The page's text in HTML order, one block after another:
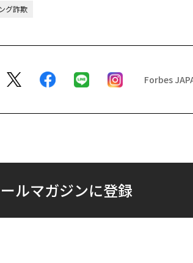
グ詐欺
Forbes
ルマガジンに登録